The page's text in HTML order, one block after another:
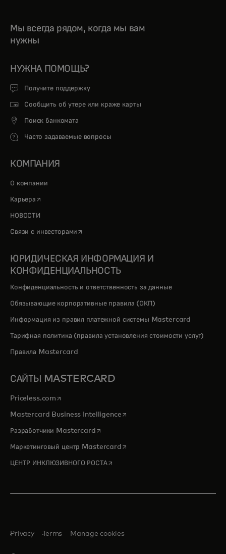
Мы всегда рядом, когда мы вам
нужны
НУЖНА ПОМОЩЬ?
Получите поддержку
Сообщить об утере или краже карты
Поиск банкомата
Часто задаваемые вопросы
КОМПАНИЯ
О компании
Карьера opens in a new tab
НОВОСТИ
Связи с инвесторами opens in a new tab
ЮРИДИЧЕСКАЯ ИНФОРМАЦИЯ И
КОНФИДЕНЦИАЛЬНОСТЬ
Конфиденциальность и ответственность за данные
Обязывающие корпоративные правила (ОКП)
Информация из правил платежной системы Mastercard
Тарифная политика (правила установления стоимости услуг)
Правила Mastercard
САЙТЫ MASTERCARD
Priceless.com opens in a new tab
Mastercard Business Intelligenceopens in a new tab
Разработчики Mastercardopens in a new tab
Маркетинговый центр Mastercardopens in a new tab
ЦЕНТР ИНКЛЮЗИВНОГО РОСТАopens in a new tab
Privacy Terms Manage cookies